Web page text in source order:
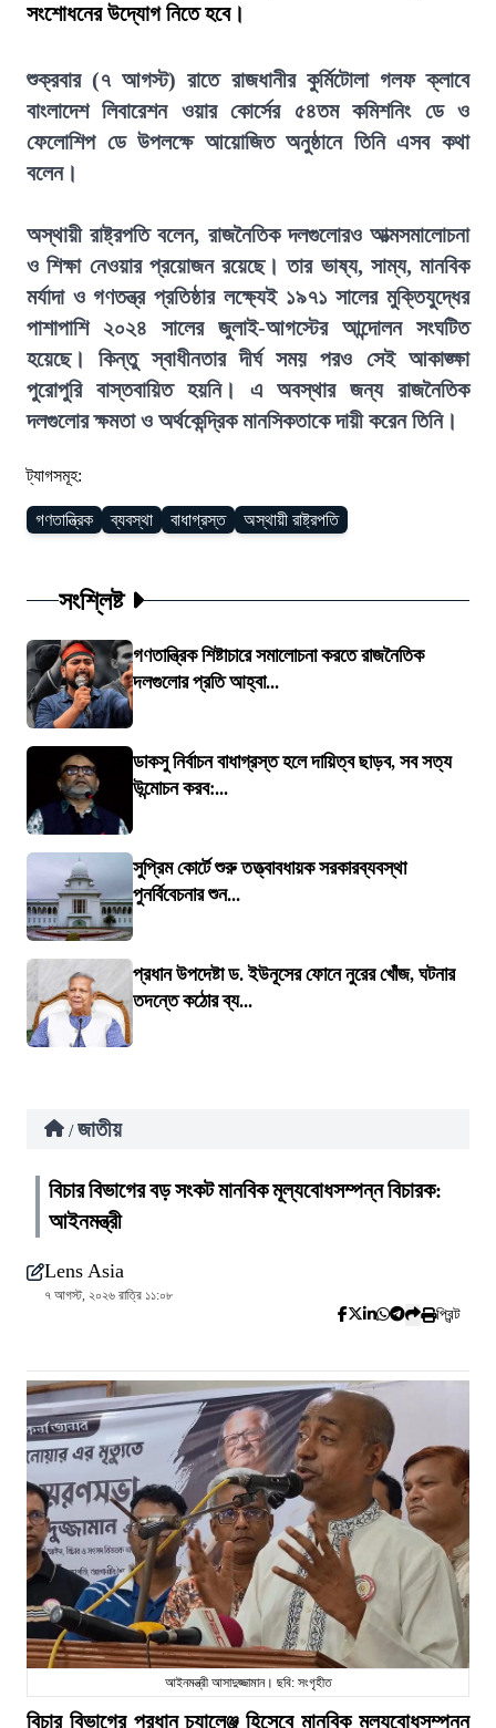
সংশোধনের উদ্যোগ নিতে হবে।
শুক্রবার (৭ আগস্ট) রাতে রাজধানীর কুর্মিটোলা গলফ ক্লাবে
বাংলাদেশ লিবারেশন ওয়ার কোর্সের ৫৪তম কমিশনিং ডে ও
ফেলোশিপ ডে উপলক্ষে আয়োজিত অনুষ্ঠানে তিনি এসব কথা
বলেন।
অস্থায়ী রাষ্ট্রপতি বলেন, রাজনৈতিক দলগুলোরও আত্মসমালোচনা
ও শিক্ষা নেওয়ার প্রয়োজন রয়েছে। তার ভাষ্য, সাম্য, মানবিক
মর্যাদা ও গণতন্ত্র প্রতিষ্ঠার লক্ষ্যেই ১৯৭১ সালের মুক্তিযুদ্ধের
পাশাপাশি ২০২৪ সালের জুলাই-আগস্টের আন্দোলন সংঘটিত
হয়েছে। কিন্তু স্বাধীনতার দীর্ঘ সময় পরও সেই আকাঙ্ক্ষা
পুরোপুরি বাস্তবায়িত হয়নি। এ অবস্থার জন্য রাজনৈতিক
দলগুলোর ক্ষমতা ও অর্থকেন্দ্রিক মানসিকতাকে দায়ী করেন তিনি।
ট্যাগসমূহ:
গণতান্ত্রিক ব্যবস্থা বাধাগ্রস্ত অস্থায়ী রাষ্ট্রপতি
সংশ্লিষ্ট
গণতান্ত্রিক শিষ্টাচারে সমালোচনা করতে রাজনৈতিক
দলগুলোর প্রতি আহ্বা...
ডাকসু নির্বাচন বাধাগ্রস্ত হলে দায়িত্ব ছাড়ব, সব সত্য
উন্মোচন করব:...
সুপ্রিম কোর্টে শুরু তত্ত্বাবধায়ক সরকারব্যবস্থা
পুনর্বিবেচনার শুন...
প্রধান উপদেষ্টা ড. ইউনূসের ফোনে নুরের খোঁজ, ঘটনার
তদন্তে কঠোর ব্য...
/ জাতীয়
বিচার বিভাগের বড় সংকট মানবিক মূল্যবোধসম্পন্ন বিচারক:
আইনমন্ত্রী
Lens Asia
৭ আগস্ট, ২০২৬ রাত্রি ১১:০৮
প্রিন্ট
আইনমন্ত্রী আসাদুজ্জামান। ছবি: সংগৃহীত
বিচার বিভাগের প্রধান চ্যালেঞ্জ হিসেবে মানবিক মূল্যবোধসম্পন্ন